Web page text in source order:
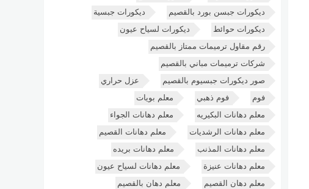
ديكورات جبسن بورد بالقصيم
ديكورات جبسية
ديكورات حوائط
ديكورات لسياح عيون
رقم مقاول ترميمات ممتاز بالقصيم
شركات ترميمات مباني بالقصيم
صور ديكورات جبسيوم بالقصيم
عزل حراري
فوم
فوم ذهبي
معلم بويات
معلم دهانات البكيريه
معلم دهانات الجواء
معلم دهانات الرشديات
معلم دهانات القصيم
معلم دهانات المذنب
معلم دهانات بريده
معلم دهانات عنيزة
معلم دهانات لسياح عيون
معلم دهان القصيم
معلم دهان بالقصيم